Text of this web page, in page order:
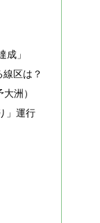
成」
区は？
洲）
」運行